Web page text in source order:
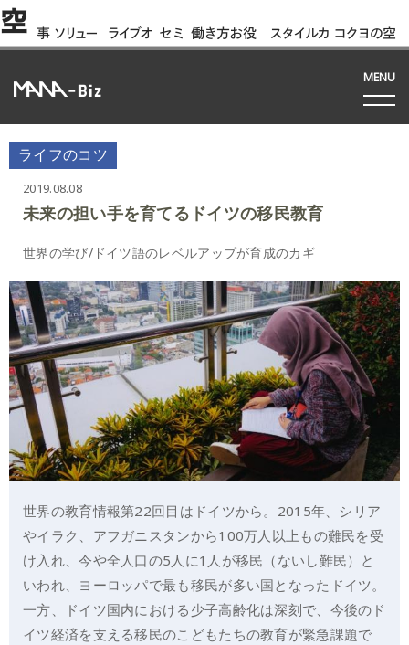
空 事
例
ソリュー
ション
ライブオ
フィス
セミ
ナー
働き方お役
立ち資料
スタイルカ
タログ
コクヨの空
間って!?
MENU
ライフのコツ
2019.08.08
未来の担い手を育てるドイツの移民教育
世界の学び/ドイツ語のレベルアップが育成のカギ
世界の教育情報第22回目はドイツから。2015年、シリア
やイラク、アフガニスタンから100万人以上もの難民を受
け入れ、今や全人口の5人に1人が移民（ないし難民）と
いわれ、ヨーロッパで最も移民が多い国となったドイツ。
一方、ドイツ国内における少子高齢化は深刻で、今後のド
イツ経済を支える移民のこどもたちの教育が緊急課題で